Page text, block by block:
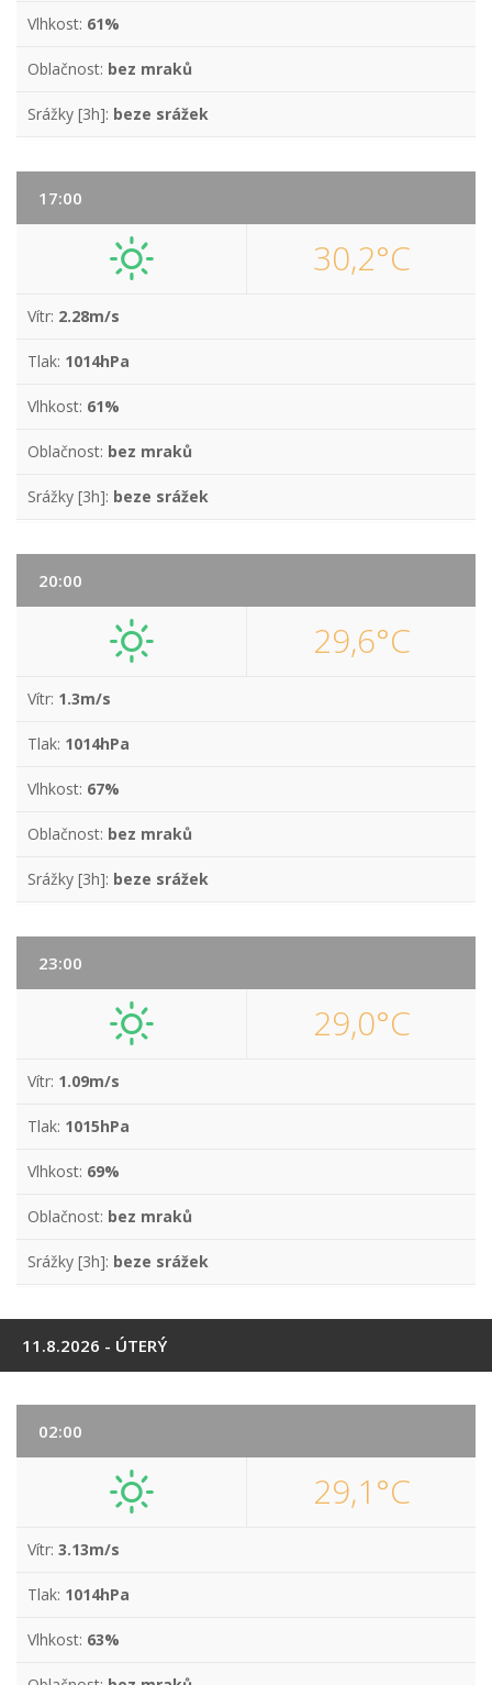
Vlhkost: 61%
Oblačnost: bez mraků
Srážky [3h]: beze srážek
17:00
30,2°C
Vítr: 2.28m/s
Tlak: 1014hPa
Vlhkost: 61%
Oblačnost: bez mraků
Srážky [3h]: beze srážek
20:00
29,6°C
Vítr: 1.3m/s
Tlak: 1014hPa
Vlhkost: 67%
Oblačnost: bez mraků
Srážky [3h]: beze srážek
23:00
29,0°C
Vítr: 1.09m/s
Tlak: 1015hPa
Vlhkost: 69%
Oblačnost: bez mraků
Srážky [3h]: beze srážek
11.8.2026 - ÚTERÝ
02:00
29,1°C
Vítr: 3.13m/s
Tlak: 1014hPa
Vlhkost: 63%